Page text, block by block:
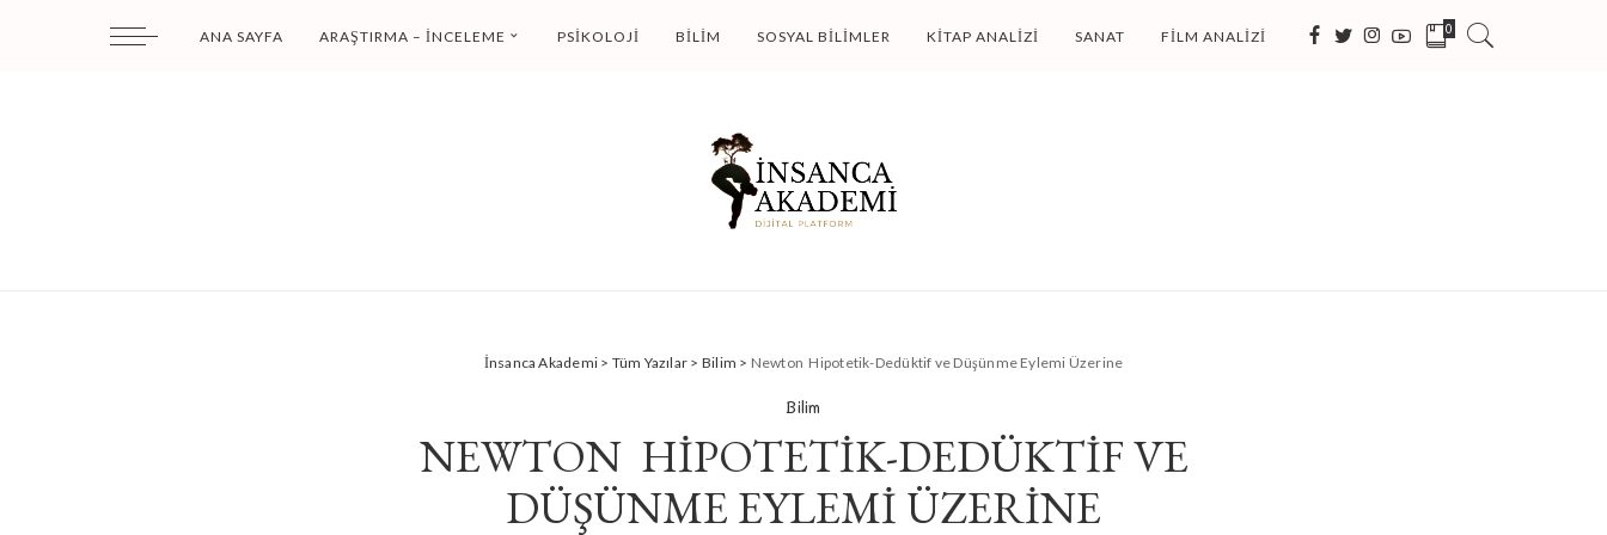
ANA SAYFA ARAŞTIRMA – İNCELEME PSIKOLOJI BILIM SOSYAL BILIMLER KITAP ANALIZI SANAT FILM ANALIZI 0
İnsanca Akademi> Tüm Yazılar > Bilim > Newton Hipotetik-Dedüktif ve Düşünme Eylemi Üzerine
Bilim
NEWTON HIPOTETIK-DEDÜKTIF VE
DÜŞÜNME EYLEMI ÜZERINE